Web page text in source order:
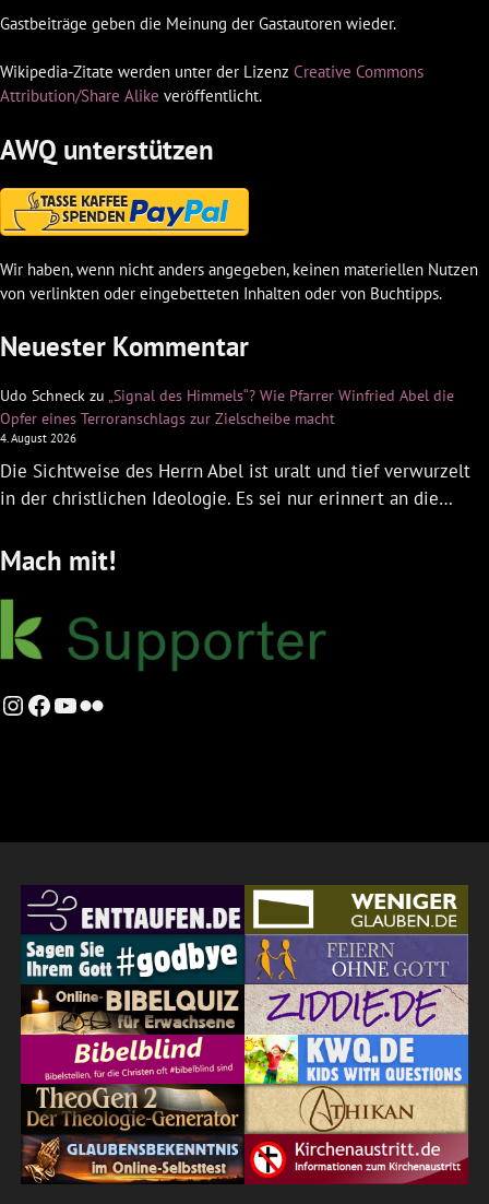
Gastbeiträge geben die Meinung der Gastautoren wieder.
Wikipedia-Zitate werden unter der Lizenz Creative Commons
Attribution/Share Alike veröffentlicht.
AWQ unterstützen
Wir haben, wenn nicht anders angegeben, keinen materiellen Nutzen
von verlinkten oder eingebetteten Inhalten oder von Buchtipps.
Neuester Kommentar
Udo Schneck zu „Signal des Himmels“? Wie Pfarrer Winfried Abel die
Opfer eines Terroranschlags zur Zielscheibe macht
4. August 2026
Die Sichtweise des Herrn Abel ist uralt und tief verwurzelt
in der christlichen Ideologie. Es sei nur erinnert an die…
Mach mit!
Instagram
Facebook
YouTube
Flickr